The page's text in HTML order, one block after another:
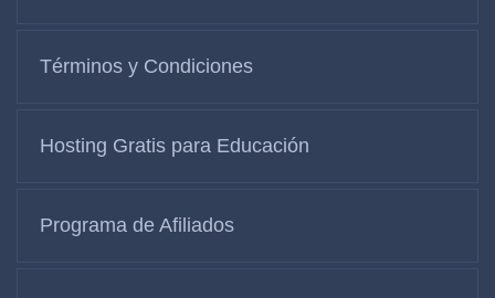
Términos y Condiciones
Hosting Gratis para Educación
Programa de Afiliados